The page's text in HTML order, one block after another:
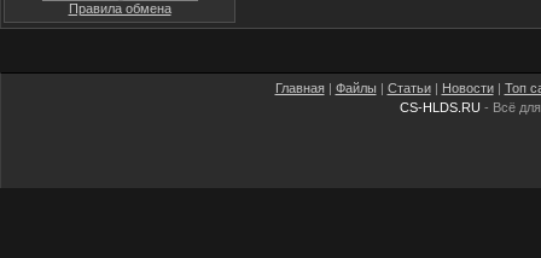
Правила обмена
Главная| Файлы | Статьи| Новости| Топ
CS-HLDS.RU - Всё